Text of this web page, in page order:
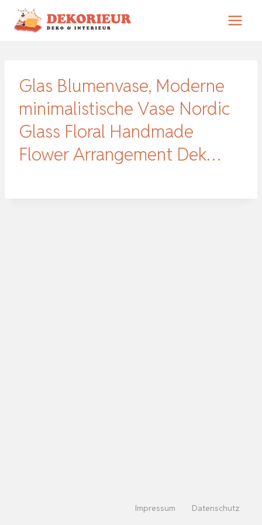
Zum
Inhalt
Glas Blumenvase, Moderne
minimalistische Vase Nordic
Glass Floral Handmade
Flower Arrangement Dek…
Impressum Datenschutz